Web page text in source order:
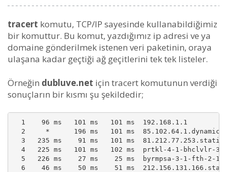
tracert komutu, TCP/IP sayesinde kullanabildiğimiz
bir komuttur. Bu komut, yazdığımız ip adresi ve ya
domaine gönderilmek istenen veri paketinin, oraya
ulaşana kadar geçtiği ağ geçitlerini tek tek listeler.
Örneğin dubluve.net için tracert komutunun verdiği
sonuçların bir kısmı şu şekildedir;
  1    96 ms   101 ms   101 ms  192.168.1.1
2     *      196 ms   101 ms
3   235 ms    91 ms   101 ms
4   225 ms   101 ms   102 ms  prtkl-4-1-bhclvlr-
5   226 ms    27 ms    25 ms  byrmpsa-3-1-fth-2-